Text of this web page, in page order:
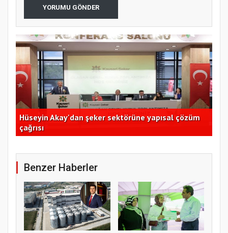
YORUMU GÖNDER
Ege Kuru Meyve Birliği 2 milyar dolar ihracat hedefi
açıkladı
Benzer Haberler